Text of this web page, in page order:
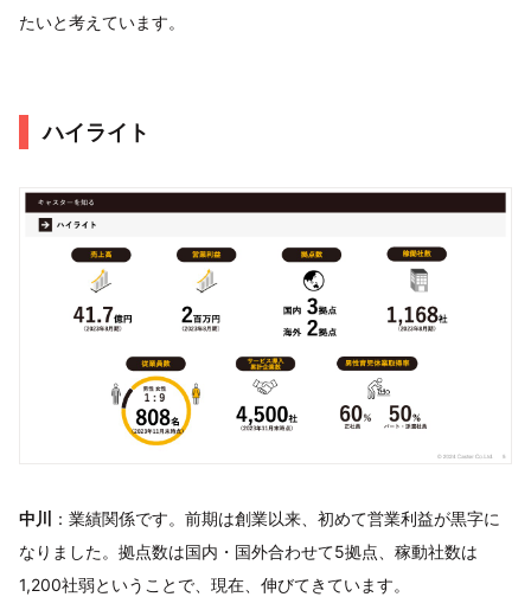
たいと考えています。
ハイライト
中川
：業績関係です。前期は創業以来、初めて営業利益が黒字に
なりました。拠点数は国内・国外合わせて5拠点、稼動社数は
1,200社弱ということで、現在、伸びてきています。